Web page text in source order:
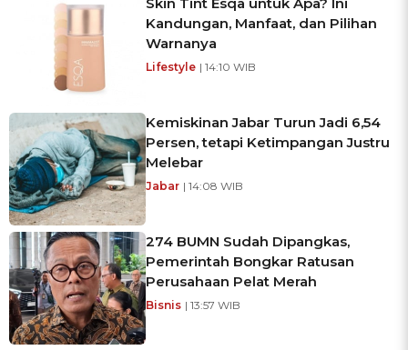
Kandungan, Manfaat, dan Pilihan
Warnanya
Lifestyle | 14:10 WIB
Kemiskinan Jabar Turun Jadi 6,54
Persen, tetapi Ketimpangan Justru
Melebar
Jabar | 14:08 WIB
274 BUMN Sudah Dipangkas,
Pemerintah Bongkar Ratusan
Perusahaan Pelat Merah
Bisnis | 13:57 WIB